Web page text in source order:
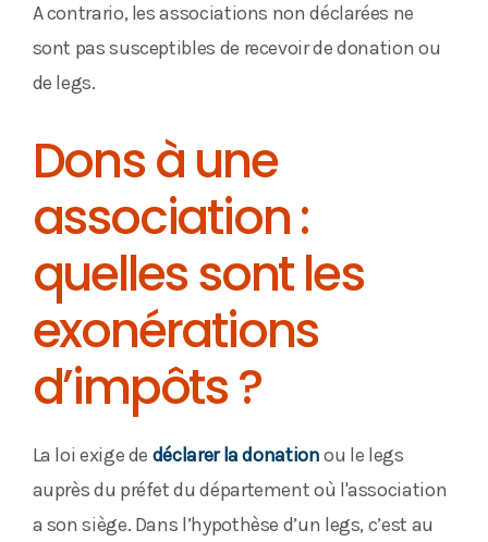
A contrario, les associations non déclarées ne
sont pas susceptibles de recevoir de donation ou
de legs.
Dons à une
association :
quelles sont les
exonérations
d’impôts ?
La loi exige de déclarer la donationou le legs
auprès du préfet du département où l'association
a son siège. Dans l’hypothèse d’un legs, c’est au